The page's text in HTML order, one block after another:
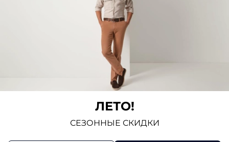
предусмотрена эластичная резинка. Три
кармана спереди и два накладных сзади. Швы
обработаны строчкой в тон изделия.
Эксклюзивная фурнитура. Джинсы прекрасно
сочетаются с сорочками и трикотажем.
Отличный вариант для повседневной носки,
прогулок и путешествий.
Отзывов еще никто не оставлял
Написать отзыв
ЛЕТО!
СЕЗОННЫЕ СКИДКИ